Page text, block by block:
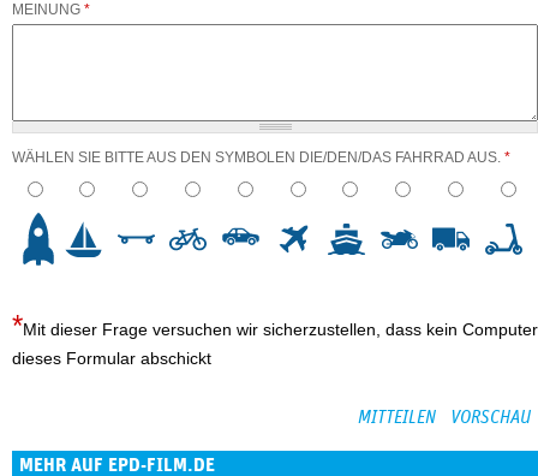
MEINUNG *
WÄHLEN SIE BITTE AUS DEN SYMBOLEN DIE/DEN/DAS FAHRRAD AUS. *
Mit dieser Frage versuchen wir sicherzustellen, dass kein Computer
dieses Formular abschickt
MEHR AUF EPD-FILM.DE